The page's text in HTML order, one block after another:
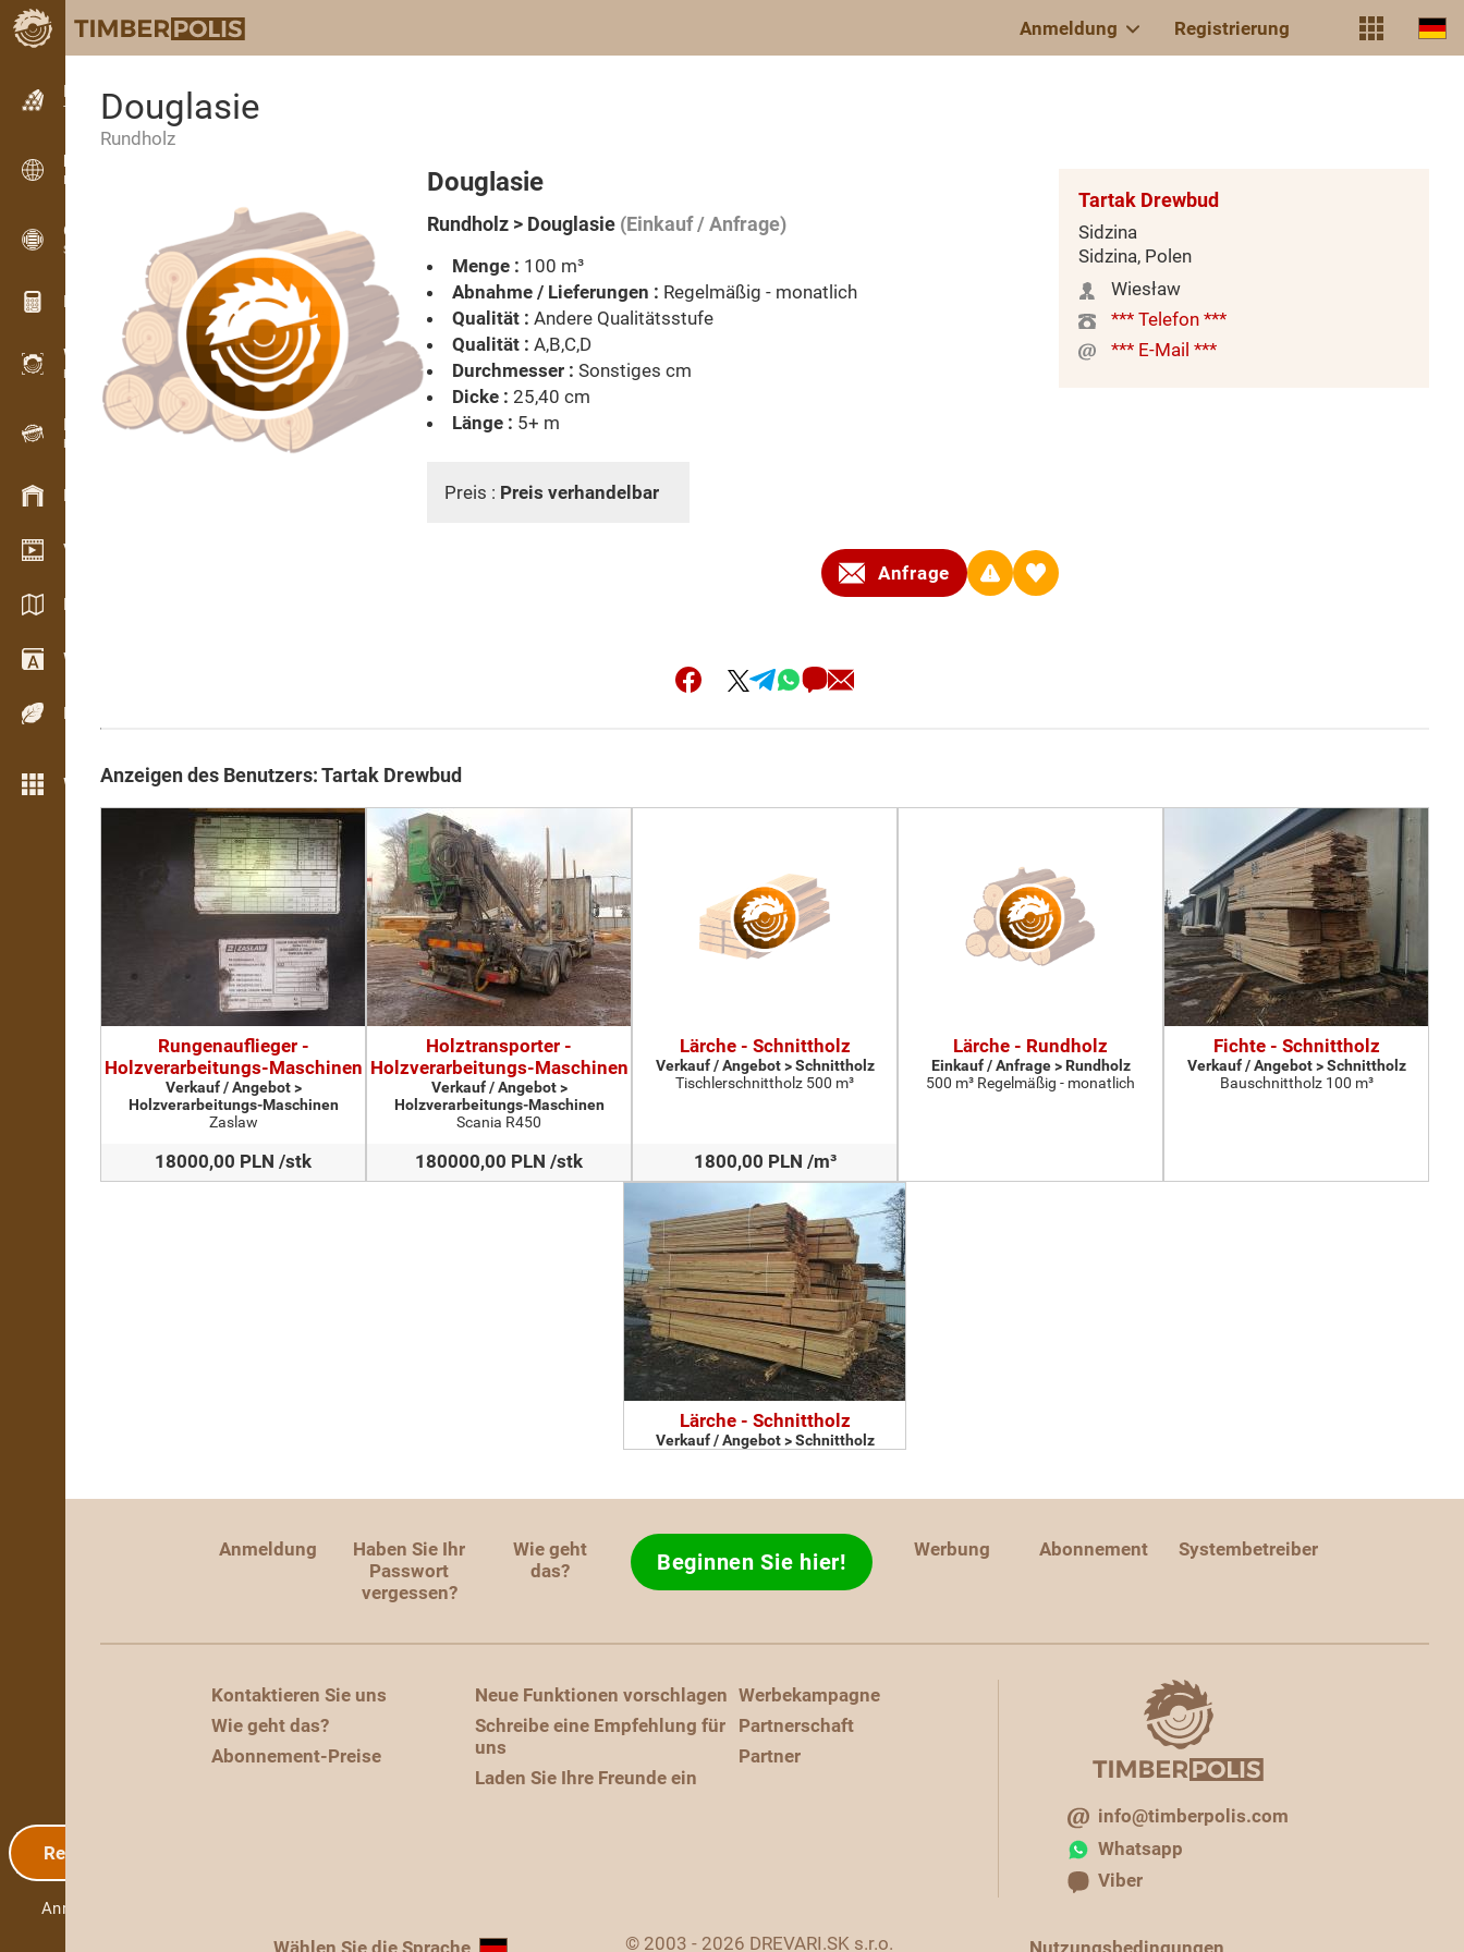
Anmeldung Registrierung
Kleinanzeigen
Textanzeigen
Kleinanzeigen
Internationale Anzeigen
OPTI-TIMB
Schnittbilder
Holz-Rechner
WoodProfi
Holzvolumen mit KI
Registriergerät
Holzbestandsaufnahme im Gelände
Bestandsmanagement
Video Showroom
Kataloge / Broschüren
Wörterbuch
Holzarten
Weitere Funktionen
Registrierung
Anmeldung
Douglasie
Rundholz
Douglasie
Rundholz > Douglasie (Einkauf / Anfrage)
Menge : 100 m³
Abnahme / Lieferungen : Regelmäßig - monatlich
Qualität : Andere Qualitätsstufe
Qualität : A,B,C,D
Durchmesser : Sonstiges cm
Dicke : 25,40 cm
Länge : 5+ m
Preis : Preis verhandelbar
Anfrage
Tartak Drewbud
Sidzina
Sidzina, Polen
Wiesław
*** Telefon ***
*** E-Mail ***
Anzeigen des Benutzers: Tartak Drewbud
Rungenauflieger -
Holzverarbeitungs-Maschinen
Verkauf / Angebot >
Holzverarbeitungs-Maschinen
Zaslaw
18000,00 PLN /stk
Holztransporter -
Holzverarbeitungs-Maschinen
Verkauf / Angebot >
Holzverarbeitungs-Maschinen
Scania R450
180000,00 PLN /stk
Lärche - Schnittholz
Verkauf / Angebot > Schnittholz
Tischlerschnittholz 500 m³
1800,00 PLN /m³
Lärche - Rundholz
Einkauf / Anfrage > Rundholz
500 m³ Regelmäßig - monatlich
Fichte - Schnittholz
Verkauf / Angebot > Schnittholz
Bauschnittholz 100 m³
Lärche - Schnittholz
Verkauf / Angebot > Schnittholz
Anmeldung
Haben Sie Ihr
Passwort
vergessen?
Wie geht
das?
Beginnen Sie hier! Werbung Abonnement Systembetreiber
Kontaktieren Sie uns
Wie geht das?
Abonnement-Preise
Neue Funktionen vorschlagen
Schreibe eine Empfehlung für
uns
Laden Sie Ihre Freunde ein
Werbekampagne
Partnerschaft
Partner
info@timberpolis.com
Whatsapp
Viber
Wählen Sie die Sprache © 2003 - 2026 DREVARI.SK s.r.o. Nutzungsbedingungen